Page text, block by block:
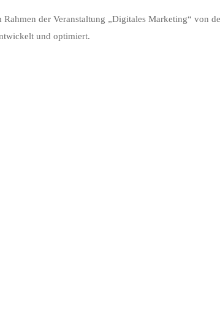
der Veranstaltung „Digitales Marketing“ von
und optimiert.